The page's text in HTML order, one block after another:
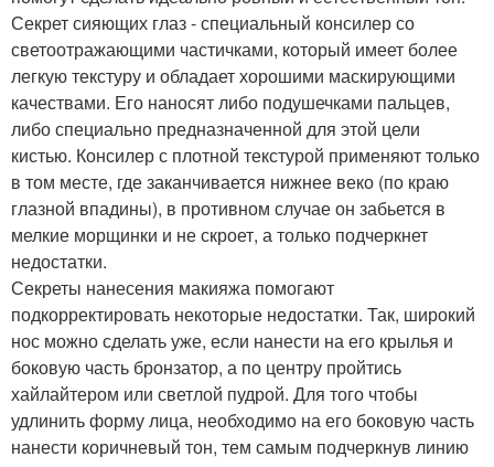
Секрет сияющих глаз - специальный консилер со
светоотражающими частичками, который имеет более
легкую текстуру и обладает хорошими маскирующими
качествами. Его наносят либо подушечками пальцев,
либо специально предназначенной для этой цели
кистью. Консилер с плотной текстурой применяют только
в том месте, где заканчивается нижнее веко (по краю
глазной впадины), в противном случае он забьется в
мелкие морщинки и не скроет, а только подчеркнет
недостатки.
Секреты нанесения макияжа помогают
подкорректировать некоторые недостатки. Так, широкий
нос можно сделать уже, если нанести на его крылья и
боковую часть бронзатор, а по центру пройтись
хайлайтером или светлой пудрой. Для того чтобы
удлинить форму лица, необходимо на его боковую часть
нанести коричневый тон, тем самым подчеркнув линию